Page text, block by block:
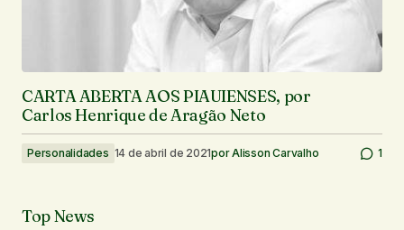
CARTA ABERTA AOS PIAUIENSES, por
Carlos Henrique de Aragão Neto
Personalidades 14 de abril de 2021porAlisson Carvalho 1
Top News